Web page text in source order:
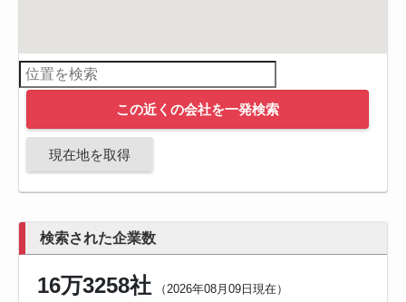
この近くの会社を一発検索
現在地を取得
検索された企業数
16万3258社（2026年08月09日現在）